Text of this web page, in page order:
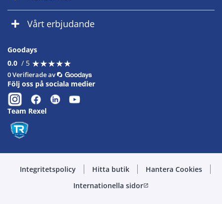
Vårt erbjudande
Goodays
0.0 / 5 ★★★★★
★★★★★
0 Verifierade av
Följ oss på sociala medier
Team Rexel
Integritetspolicy Hitta butik
Hantera Cookies
Internationella sidoropen_in_new